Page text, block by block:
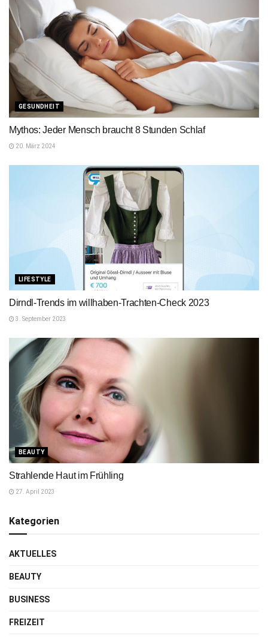
GESUNDHEIT
Mythos: Jeder Mensch braucht 8 Stunden Schlaf
20. März 2024
LIFESTYLE
Dirndl-Trends im willhaben-Trachten-Check 2023
3. September 2023
BEAUTY
Strahlende Haut im Frühling
27. April 2023
Kategorien
AKTUELLES
BEAUTY
BUSINESS
FREIZEIT